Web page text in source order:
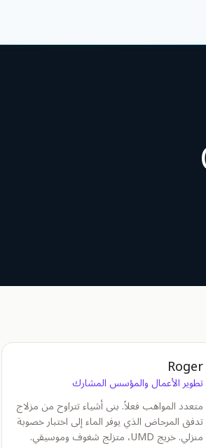
Roger
تطوير الأعمال والمؤسس المشارك
متعدد المواهب فعلاً. بنى أشياء تتراوح من مزلاج
تدفق المرحاض الذي يوفر الماء إلى اختبار خصوبة
منزلي. خريج UMD، متزلج شغوف وموسيقي.